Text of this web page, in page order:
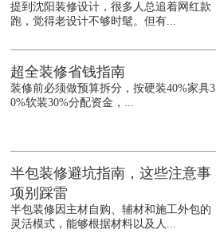
提到沈阳装修设计，很多人总追着网红款
跑，觉得老设计不够时髦。但有...
超全装修省钱指南
装修前必须做预算拆分，按硬装40%家具3
0%软装30%分配资金，...
半包装修避坑指南，这些注意事
项别踩雷
半包装修因主材自购、辅材和施工外包的
灵活模式，能够根据材料以及人...